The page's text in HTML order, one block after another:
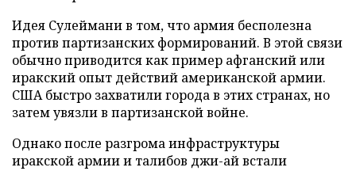
Идея Сулеймани в том, что армия бесполезна
против партизанских формирований. В этой связи
обычно приводится как пример афганский или
иракский опыт действий американской армии.
США быстро захватили города в этих странах, но
затем увязли в партизанской войне.
Однако после разгрома инфраструктуры
иракской армии и талибов джи-ай встали